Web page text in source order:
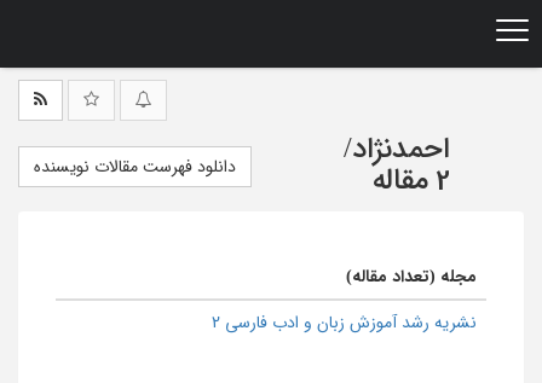
احمدنژاد/
2 مقاله
دانلود فهرست مقالات نویسنده
مجله (تعداد مقاله)
نشریه رشد آموزش زبان و ادب فارسی 2